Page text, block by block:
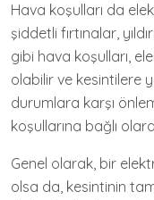
Hava koşulları da
şiddetli fırtınalar,
gibi hava koşulları,
olabilir ve kesintilere
durumlara karşı
koşullarına bağlı
Genel olarak, bir
olsa da, kesintinin